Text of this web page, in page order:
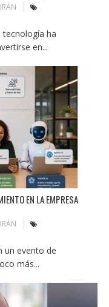
tecnología ha
en...
EN LA EMPRESA
un evento de
más...